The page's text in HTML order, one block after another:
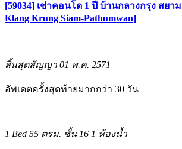
[59034] เช่าคอนโด 1 ปี บ้านกลางกรุง สยา
Klang Krung Siam-Pathumwan]
สิ้นสุดสัญญา 01 พ.ค. 2571
อัพเดตครั้งสุดท้ายมากกว่า 30 วัน
1 Bed 55 ตรม. ชั้น 16 1 ห้องน้ำ